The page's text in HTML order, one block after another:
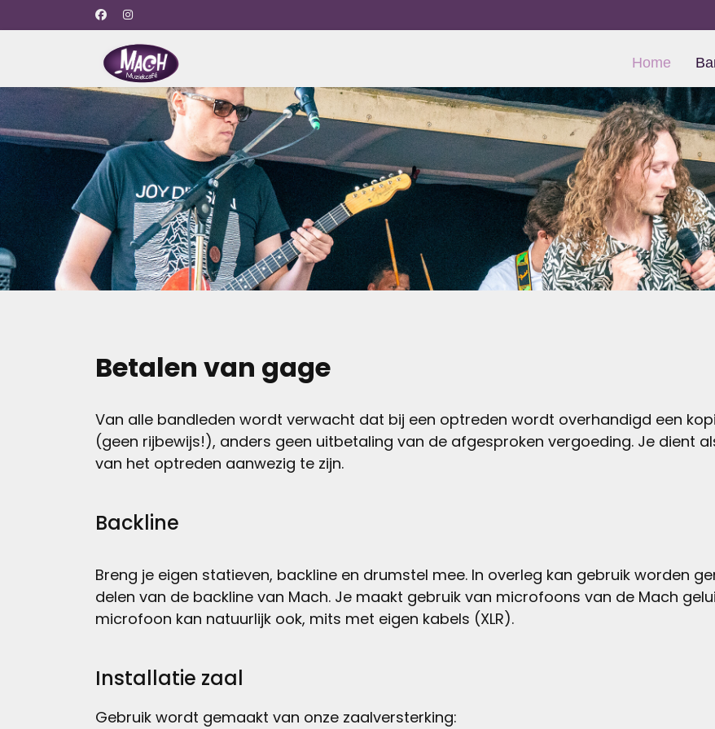
Home
Betalen van gage
Van alle bandleden wordt verwacht dat bij een optreden wordt overhandigd een
(geen rijbewijs!), anders geen uitbetaling van de afgesproken vergoeding. Je dient
van het optreden aanwezig te zijn.
Backline
Breng je eigen statieven, backline en drumstel mee. In overleg kan gebruik worden
delen van de backline van Mach. Je maakt gebruik van microfoons van de Mach
microfoon kan natuurlijk ook, mits met eigen kabels (XLR).
Installatie zaal
Gebruik wordt gemaakt van onze zaalversterking: